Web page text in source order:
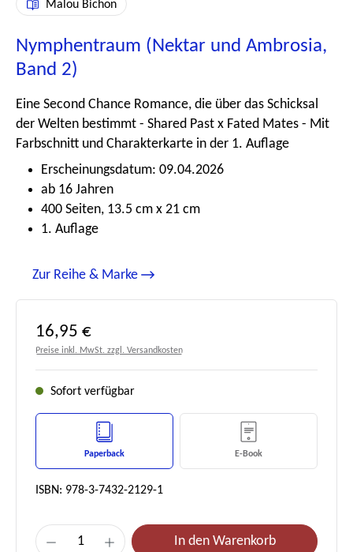
Malou Bichon
Nymphentraum (Nektar und Ambrosia,
Band 2)
Eine Second Chance Romance, die über das Schicksal
der Welten bestimmt - Shared Past x Fated Mates - Mit
Farbschnitt und Charakterkarte in der 1. Auflage
Erscheinungsdatum: 09.04.2026
ab 16 Jahren
400 Seiten, 13.5 cm x 21 cm
1. Auflage
Zur Reihe & Marke
Regulärer Preis:
16,95 €
Preise inkl. MwSt. zzgl. Versandkosten
Sofort verfügbar
Paperback E-Book
ISBN: 978-3-7432-2129-1
Produkt Anzahl: Gib den gewünschten
In den Warenkorb